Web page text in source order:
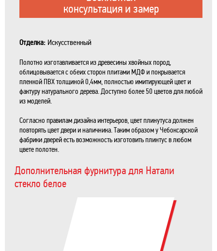
консультация и замер
Отделка: Искусственный
Полотно изготавливается из древесины хвойных пород,
облицовывается с обеих сторон плитами МДФ и покрывается
пленкой ПВХ толщиной 0,4мм, полностью имитирующей цвет и
фактуру натурального дерева. Доступно более 50 цветов для любой
из моделей.
Согласно правилам дизайна интерьеров, цвет плинутуса должен
повторять цвет двери и наличника. Таким образом у Чебоксарской
фабрики дверей есть возможность изготовить плинтус в любом
цвете полотен.
Дополнительная фурнитура для Натали
стекло белое